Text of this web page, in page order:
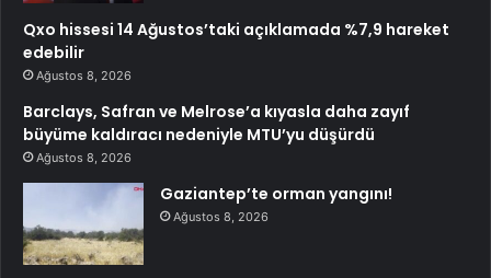
Qxo hissesi 14 Ağustos’taki açıklamada %7,9 hareket
edebilir
Ağustos 8, 2026
Barclays, Safran ve Melrose’a kıyasla daha zayıf
büyüme kaldıracı nedeniyle MTU’yu düşürdü
Ağustos 8, 2026
Gaziantep’te orman yangını!
Ağustos 8, 2026